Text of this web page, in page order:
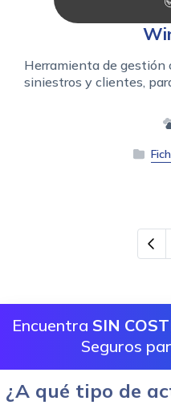
Herramienta de gestión
siniestros y clientes,
Encuentra SIN
Seguros
¿A qué tipo de